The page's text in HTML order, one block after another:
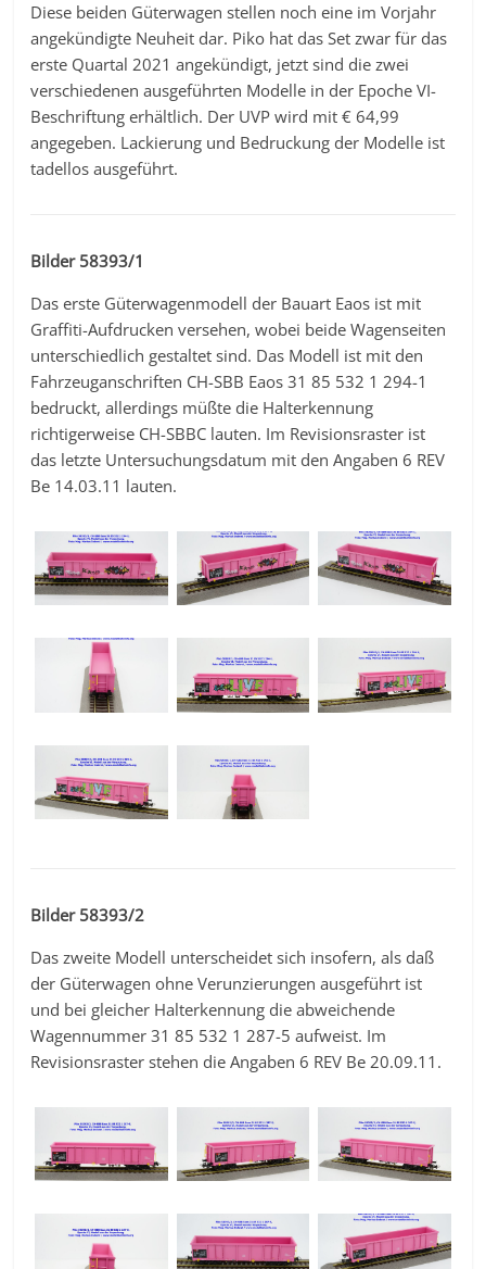
Diese beiden Güterwagen stellen noch eine im Vorjahr
angekündigte Neuheit dar. Piko hat das Set zwar für das
erste Quartal 2021 angekündigt, jetzt sind die zwei
verschiedenen ausgeführten Modelle in der Epoche VI-
Beschriftung erhältlich. Der UVP wird mit € 64,99
angegeben. Lackierung und Bedruckung der Modelle ist
tadellos ausgeführt.
Bilder 58393/1
Das erste Güterwagenmodell der Bauart Eaos ist mit
Graffiti-Aufdrucken versehen, wobei beide Wagenseiten
unterschiedlich gestaltet sind. Das Modell ist mit den
Fahrzeuganschriften CH-SBB Eaos 31 85 532 1 294-1
bedruckt, allerdings müßte die Halterkennung
richtigerweise CH-SBBC lauten. Im Revisionsraster ist
das letzte Untersuchungsdatum mit den Angaben 6 REV
Be 14.03.11 lauten.
Bilder 58393/2
Das zweite Modell unterscheidet sich insofern, als daß
der Güterwagen ohne Verunzierungen ausgeführt ist
und bei gleicher Halterkennung die abweichende
Wagennummer 31 85 532 1 287-5 aufweist. Im
Revisionsraster stehen die Angaben 6 REV Be 20.09.11.